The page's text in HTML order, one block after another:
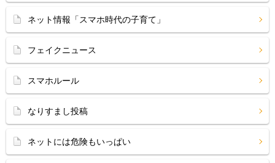
ネット情報「スマホ時代の子育て」
フェイクニュース
スマホルール
なりすまし投稿
ネットには危険もいっぱい